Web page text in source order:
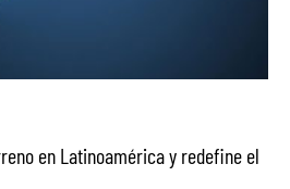
en Latinoamérica y redefine el